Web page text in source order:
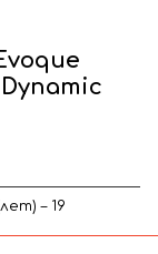
– 19